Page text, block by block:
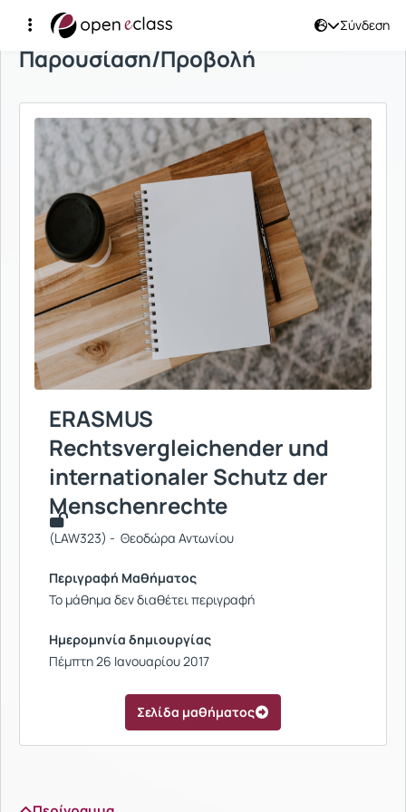
Σύνδεση
Παρουσίαση/Προβολή
ERASMUS
Rechtsvergleichender und
internationaler Schutz der
Menschenrechte
(LAW323) - Θεοδώρα Αντωνίου
Περιγραφή Μαθήματος
Το μάθημα δεν διαθέτει περιγραφή
Ημερομηνία δημιουργίας
Πέμπτη 26 Ιανουαρίου 2017
Σελίδα μαθήματος